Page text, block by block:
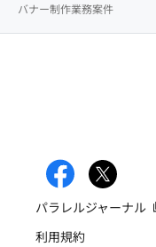
バナー制作業務案件
パラレルジャーナル
利用規約